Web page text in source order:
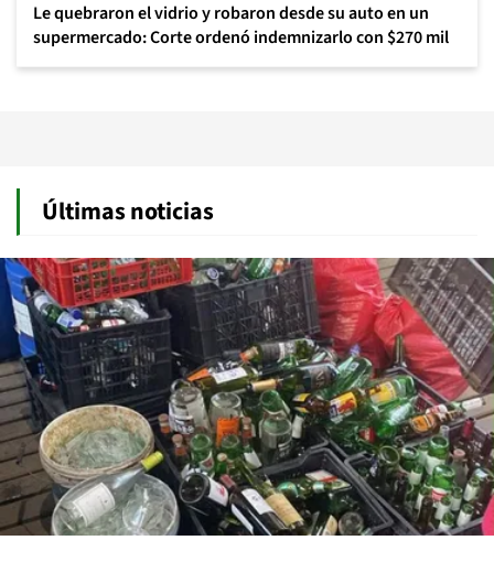
Le quebraron el vidrio y robaron desde su auto en un
supermercado: Corte ordenó indemnizarlo con $270 mil
Últimas noticias